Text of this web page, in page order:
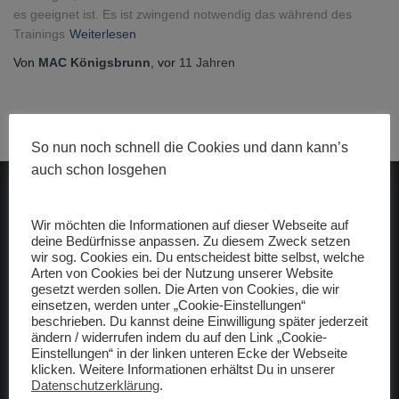
es geeignet ist. Es ist zwingend notwendig das während des
Trainings Weiterlesen
Von MAC Königsbrunn , vor 11 Jahren
Freunde
raceBMX Germany
So nun noch schnell die Cookies und dann kann’s
auch schon losgehen
Wir möchten die Informationen auf dieser Webseite auf
deine Bedürfnisse anpassen. Zu diesem Zweck setzen
wir sog. Cookies ein. Du entscheidest bitte selbst, welche
Arten von Cookies bei der Nutzung unserer Website
gesetzt werden sollen. Die Arten von Cookies, die wir
einsetzen, werden unter „Cookie-Einstellungen“
beschrieben. Du kannst deine Einwilligung später jederzeit
ändern / widerrufen indem du auf den Link „Cookie-
Einstellungen“ in der linken unteren Ecke der Webseite
klicken. Weitere Informationen erhältst Du in unserer
Datenschutzerklärung.